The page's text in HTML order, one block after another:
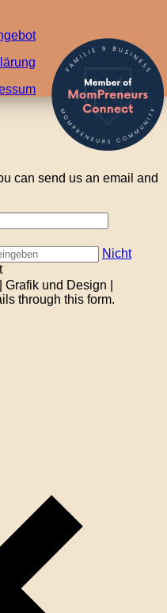
can send us an email and
Nicht
und Design |
through this form.